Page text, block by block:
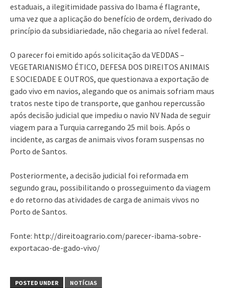
estaduais, a ilegitimidade passiva do Ibama é flagrante,
uma vez que a aplicação do benefício de ordem, derivado do
princípio da subsidiariedade, não chegaria ao nível federal.
O parecer foi emitido após solicitação da VEDDAS –
VEGETARIANISMO ÉTICO, DEFESA DOS DIREITOS ANIMAIS
E SOCIEDADE E OUTROS, que questionava a exportação de
gado vivo em navios, alegando que os animais sofriam maus
tratos neste tipo de transporte, que ganhou repercussão
após decisão judicial que impediu o navio NV Nada de seguir
viagem para a Turquia carregando 25 mil bois. Após o
incidente, as cargas de animais vivos foram suspensas no
Porto de Santos.
Posteriormente, a decisão judicial foi reformada em
segundo grau, possibilitando o prosseguimento da viagem
e do retorno das atividades de carga de animais vivos no
Porto de Santos.
Fonte: http://direitoagrario.com/parecer-ibama-sobre-
exportacao-de-gado-vivo/
POSTED UNDER NOTÍCIAS